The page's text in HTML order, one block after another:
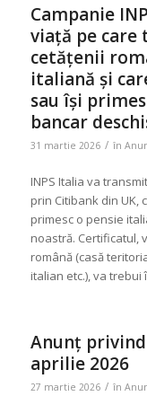
Campanie
viață pe
cetățenii
italiană și
sau își
bancar
31 martie 2026 / în
INPS Italia va
prin Citibank din UK,
primesc o pensie
noastră. Certificatul,
română (casă
italian etc.), va
Anunț
aprilie 2026
27 martie 2026 / în